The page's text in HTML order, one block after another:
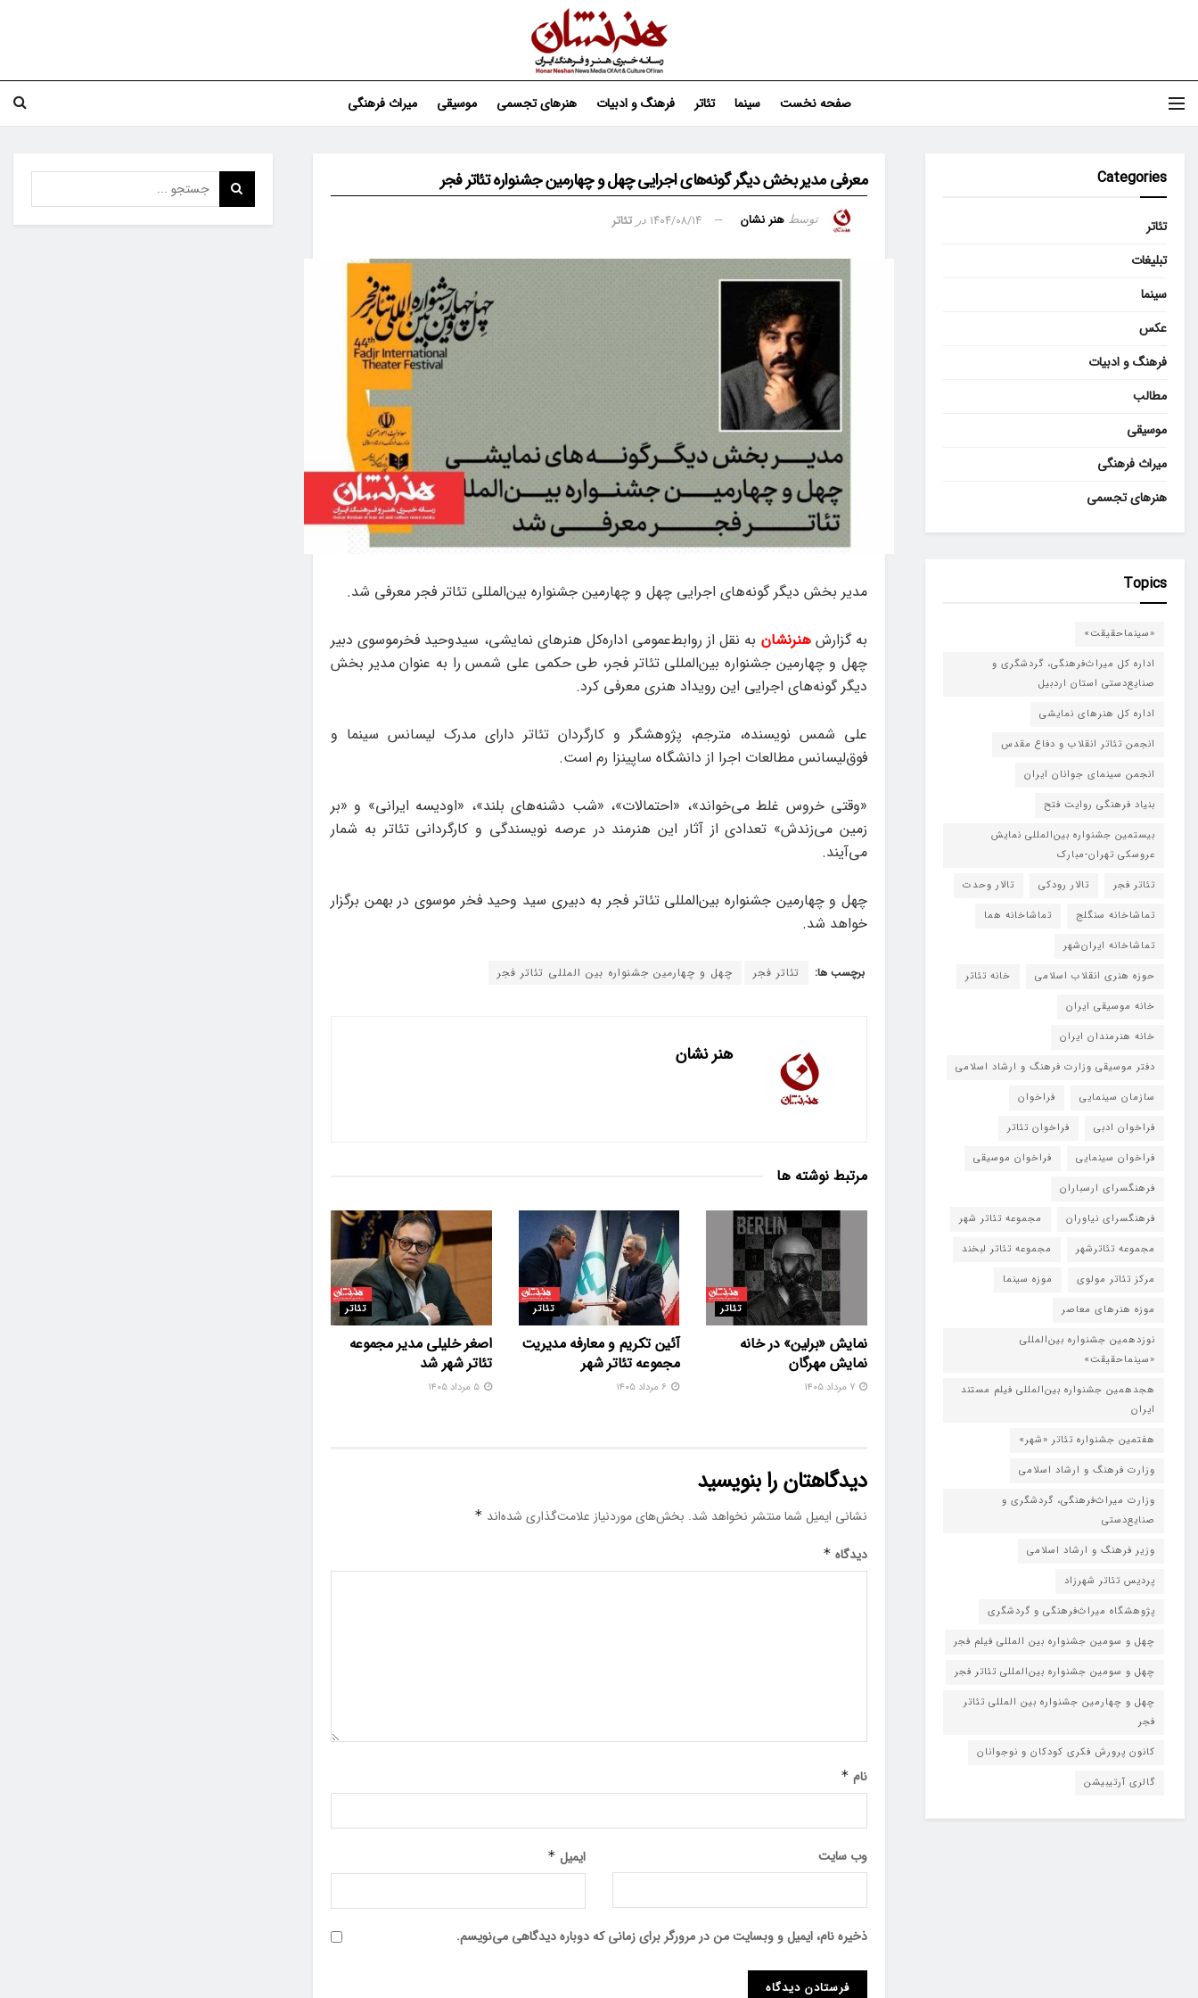
صفحه نخست سینما تئاتر فرهنگ و ادبیات هنرهای تجسمی موسیقی میراث فرهنگی
معرفی مدیر بخش دیگر گونه‌های اجرایی چهل‌ و چهارمین جشنواره تئاتر فجر
توسط هنر نشان ۱۴۰۴/۰۸/۱۴ در تئاتر
مدیر بخش دیگر گونه‌های اجرایی چهل‌ و چهارمین جشنواره بین‌المللی تئاتر فجر معرفی شد.
به گزارشهنرنشان به نقل از روابط‌عمومی اداره‌کل هنرهای نمایشی، سیدوحید فخرموسوی دبیر
چهل‌ و چهارمین جشنواره بین‌المللی تئاتر فجر، طی حکمی علی شمس را به عنوان مدیر بخش
دیگر گونه‌های اجرایی این رویداد هنری معرفی کرد.
علی شمس نویسنده، مترجم، پژوهشگر و کارگردان تئاتر دارای مدرک لیسانس سینما و
فوق‌لیسانس مطالعات اجرا از دانشگاه ساپینزا رم است.
«وقتی خروس غلط می‌خواند»، «احتمالات»، «شب دشنه‌های بلند»، «اودیسه ایرانی» و «بر
زمین می‌زندش» تعدادی از آثار این هنرمند در عرصه نویسندگی و کارگردانی تئاتر به شمار
می‌آیند.
چهل‌ و چهارمین جشنواره بین‌المللی تئاتر فجر به دبیری سید وحید فخر موسوی در بهمن برگزار
خواهد شد.
برچسب ها: تئاتر فجر چهل و چهارمین جشنواره بین المللی تئاتر فجر
هنر نشان
مرتبط نوشته ها
تئاتر
نمایش «برلین» در خانه
نمایش مهرگان
تئاتر
آئین تکریم و معارفه مدیریت
مجموعه تئاتر شهر
تئاتر
اصغر خلیلی مدیر مجموعه
تئاتر شهر شد
۵ مرداد ۱۴۰۵
دیدگاهتان را بنویسید
نشانی ایمیل شما منتشر نخواهد شد. بخش‌های موردنیاز علامت‌گذاری شده‌اند *
دیدگاه *
نام *
ایمیل * وب‌ سایت
ذخیره نام، ایمیل و وبسایت من در مرورگر برای زمانی که دوباره دیدگاهی می‌نویسم.
Categories
تئاتر
تبلیغات
سینما
عکس
فرهنگ و ادبیات
مطالب
موسیقی
میراث فرهنگی
هنرهای تجسمی
Topics
«سینماحقیقت»
اداره کل میراث‌فرهنگی، گردشگری و
صنایع‌دستی استان اردبیل
اداره کل هنرهای نمایشی
انجمن تئاتر انقلاب و دفاع مقدس
انجمن سینمای جوانان ایران
بنیاد فرهنگی روایت فتح
بیستمین جشنواره بین‌المللی نمایش
عروسکی تهران-مبارک
تئاتر فجر
تالار رودکی
تالار وحدت
تماشاخانه سنگلج
تماشاخانه هما
تماشاخانه‌ ایران‌شهر
حوزه هنری انقلاب اسلامی
خانه تئاتر
خانه موسیقی ایران
خانه هنرمندان ایران
دفتر موسیقی وزارت فرهنگ و ارشاد اسلامی
سازمان سینمایی
فراخوان
فراخوان ادبی
فراخوان تئاتر
فراخوان سینمایی
فراخوان موسیقی
فرهنگسرای ارسباران
فرهنگسرای نیاوران
مجموعه تئاتر شهر
مجموعه تئاترشهر
مجموعه تئاتر لبخند
مرکز تئاتر مولوی
موزه سینما
موزه هنرهای معاصر
نوزدهمین جشنواره بین‌المللی
«سینماحقیقت»
هجدهمین جشنواره بین‌المللی فیلم مستند
ایران
هفتمین جشنواره تئاتر «شهر»
وزارت فرهنگ و ارشاد اسلامی
وزارت میراث‌فرهنگی، گردشگری و
صنایع‌دستی
وزیر فرهنگ و ارشاد اسلامی
پردیس تئاتر شهرزاد
پژوهشگاه میراث‌فرهنگی و گردشگری
چهل و سومین جشنواره بین المللی فیلم فجر
چهل و سومین جشنواره بین‌المللی تئاتر فجر
چهل و چهارمین جشنواره بین المللی تئاتر
فجر
کانون پرورش فکری کودکان و نوجوانان
گالری آرتیبیشن